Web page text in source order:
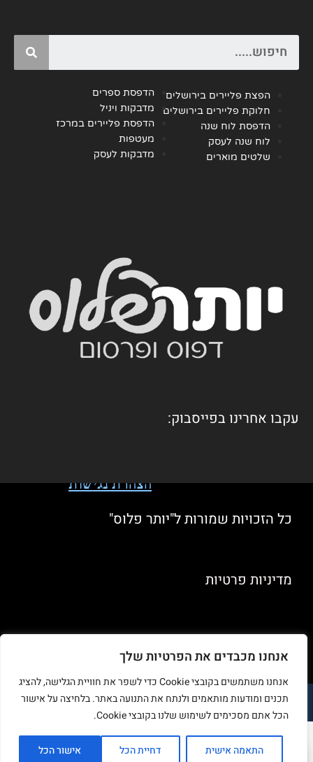
אנחנו מכבדים את הפרטיות שלך
אנחנו משתמשים בקובצי Cookie כדי לשפר את חוויית הגלישה, להציג
תכנים ומודעות מותאמים ולנתח את התנועה באתר. בלחיצה על אישור
הכל אתם מסכימים לשימוש שלנו בקובצי Cookie.
התאמה אישית דחיית הכל אישור הכל
הפצת פליירים בירושלים
חלוקת פליירים בירושלים
הדפסת לוח שנה
לוח שנה לעסק
שלטים מוארים
הדפסת ספרים
מדבקות ויניל
הדפסת פליירים במרכז
מעטפות
מדבקות לעסק
עקבו אחרינו בפייסבוק:
הצהרת נגישות
כל הזכויות שמורות ל"יותר פלוס"
מדיניות פרטיות
תקנון ותנאי שימוש·ביטול עסקה·מדיניות פרטיות·הצהרת נגישות